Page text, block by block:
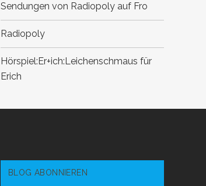
Sendungen von Radiopoly auf Fro
Radiopoly
Hörspiel:Er+ich:Leichenschmaus für
Erich
BLOG ABONNIEREN